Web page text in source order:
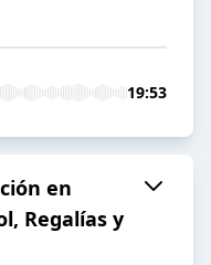
19:53
en
Regalías y